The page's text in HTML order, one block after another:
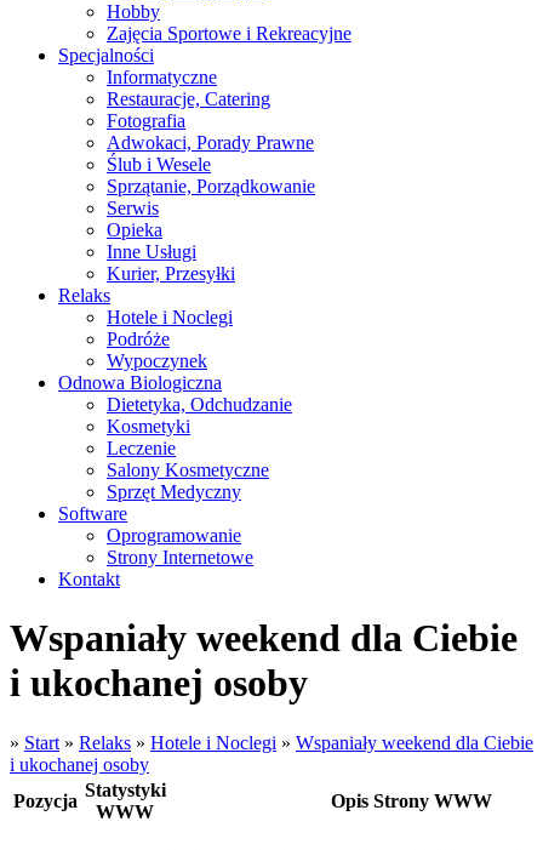
Hobby
Zajęcia Sportowe i Rekreacyjne
Specjalności
Informatyczne
Restauracje, Catering
Fotografia
Adwokaci, Porady Prawne
Ślub i Wesele
Sprzątanie, Porządkowanie
Serwis
Opieka
Inne Usługi
Kurier, Przesyłki
Relaks
Hotele i Noclegi
Podróże
Wypoczynek
Odnowa Biologiczna
Dietetyka, Odchudzanie
Kosmetyki
Leczenie
Salony Kosmetyczne
Sprzęt Medyczny
Software
Oprogramowanie
Strony Internetowe
Kontakt
Wspaniały weekend dla Ciebie
i ukochanej osoby
» Start » Relaks » Hotele i Noclegi » Wspaniały weekend dla Ciebie
i ukochanej osoby
Pozycja
Statystyki
WWW
Opis Strony WWW